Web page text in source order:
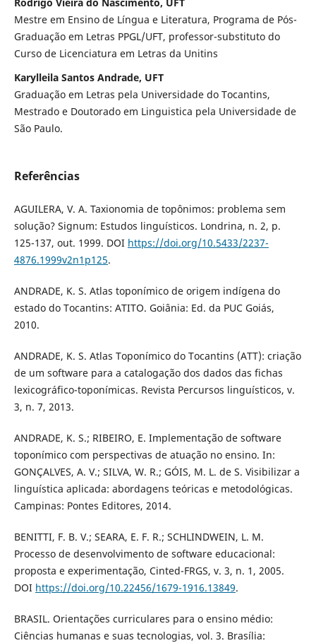
Mestre em Ensino de Língua e Literatura, Programa de Pós-
Graduação em Letras PPGL/UFT, professor-substituto do
Curso de Licenciatura em Letras da Unitins
Karylleila Santos Andrade, UFT
Graduação em Letras pela Universidade do Tocantins,
Mestrado e Doutorado em Linguistica pela Universidade de
São Paulo.
Referências
AGUILERA, V. A. Taxionomia de topônimos: problema sem
solução? Signum: Estudos linguísticos. Londrina, n. 2, p.
125-137, out. 1999. DOI https://doi.org/10.5433/2237-
4876.1999v2n1p125.
ANDRADE, K. S. Atlas toponímico de origem indígena do
estado do Tocantins: ATITO. Goiânia: Ed. da PUC Goiás,
2010.
ANDRADE, K. S. Atlas Toponímico do Tocantins (ATT): criação
de um software para a catalogação dos dados das fichas
lexicográfico-toponímicas. Revista Percursos linguísticos, v.
3, n. 7, 2013.
ANDRADE, K. S.; RIBEIRO, E. Implementação de software
toponímico com perspectivas de atuação no ensino. In:
GONÇALVES, A. V.; SILVA, W. R.; GÓIS, M. L. de S. Visibilizar a
linguística aplicada: abordagens teóricas e metodológicas.
Campinas: Pontes Editores, 2014.
BENITTI, F. B. V.; SEARA, E. F. R.; SCHLINDWEIN, L. M.
Processo de desenvolvimento de software educacional:
proposta e experimentação, Cinted-FRGS, v. 3, n. 1, 2005.
DOI https://doi.org/10.22456/1679-1916.13849.
BRASIL. Orientações curriculares para o ensino médio:
Ciências humanas e suas tecnologias, vol. 3. Brasília: